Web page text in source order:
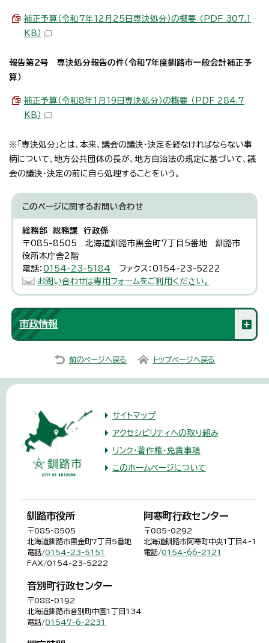
補正予算（令和7年12月25日専決処分）の概要 （PDF 307.1
KB）
報告第2号 専決処分報告の件（令和7年度釧路市一般会計補正予
算）
補正予算（令和8年1月19日専決処分）の概要 （PDF 284.7
KB）
※「専決処分」とは、本来、議会の議決・決定を経なければならない事
柄について、地方公共団体の長が、地方自治法の規定に基づいて、議
会の議決・決定の前に自ら処理することをいう。
このページに関するお問い合わせ
総務部 総務課 行政係
〒085-8505 北海道釧路市黒金町7丁目5番地 釧路市
役所本庁舎2階
電話：0154-23-5184
ファクス：0154-23-5222
お問い合わせは専用フォームをご利用ください。
市政情報
前のページへ戻る トップページへ戻る
サイトマップ
アクセシビリティへの取り組み
リンク・著作権・免責事項
このホームページについて
釧路市役所
〒085-8505
北海道釧路市黒金町7丁目5番地
電話/0154-23-5151
FAX/0154-23-5222
阿寒町行政センター
〒085-0292
北海道釧路市阿寒町中央1丁目4-1
電話/0154-66-2121
音別町行政センター
〒088-0192
北海道釧路市音別町中園1丁目134
電話/01547-6-2231